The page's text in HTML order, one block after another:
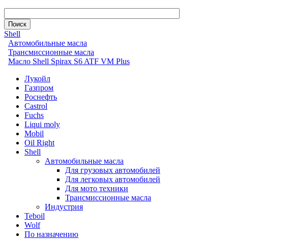
Shell
Автомобильные масла
Трансмиссионные масла
Масло Shell Spirax S6 ATF VM Plus
Лукойл
Газпром
Роснефть
Castrol
Fuchs
Liqui moly
Mobil
Oil Right
Shell
Автомобильные масла
Для грузовых автомобилей
Для легковых автомобилей
Для мото техники
Трансмиссионные масла
Индустрия
Teboil
Wolf
По назначению